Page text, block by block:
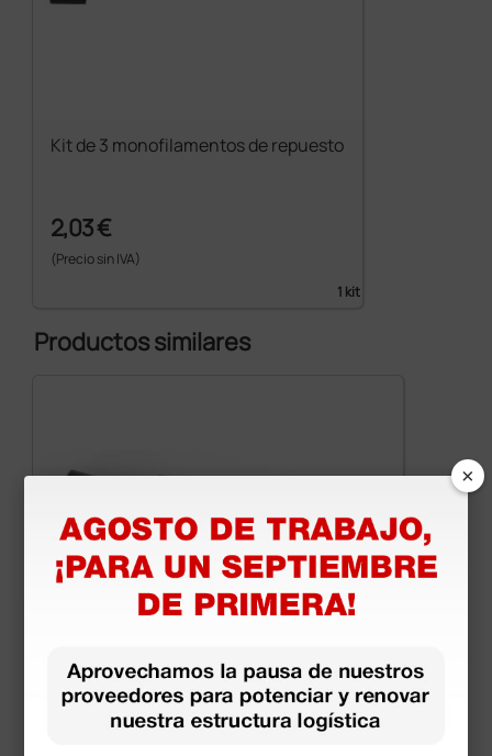
Kit de 3 monofilamentos de repuesto
2,03 €
(Precio sin IVA)
1 kit
Productos similares
Thermo Feel - Diagnóstico de neuropatías
×